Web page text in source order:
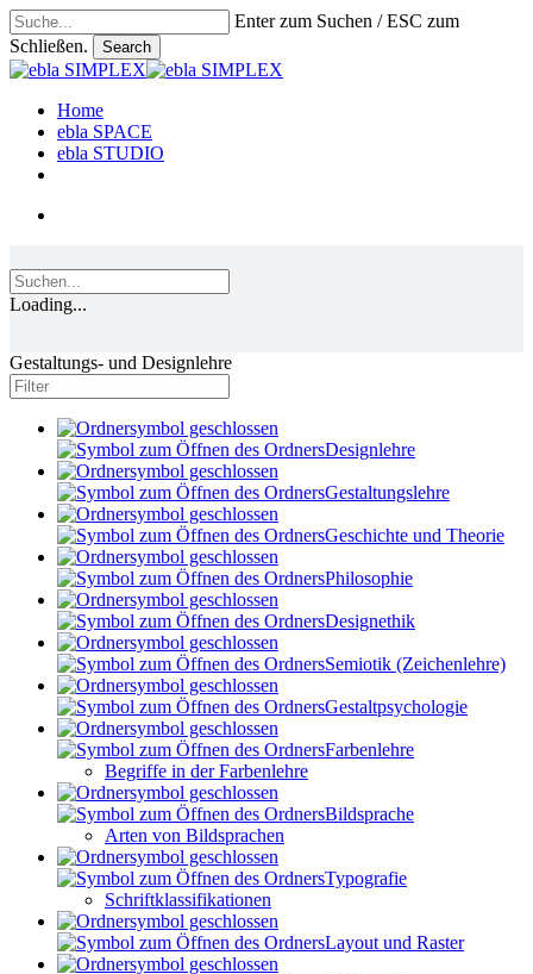
Skip
to
main
content
Enter zum Suchen / ESC zum
Schließen.
Search
Close
search
Menu
Home
ebla SPACE
ebla STUDIO
Loading...
Gestaltungs- und Designlehre
Designlehre
Gestaltungslehre
Geschichte und Theorie
Philosophie
Designethik
Semiotik (Zeichenlehre)
Gestaltpsychologie
Farbenlehre
Begriffe in der Farbenlehre
Bildsprache
Arten von Bildsprachen
Typografie
Schriftklassifikationen
Layout und Raster